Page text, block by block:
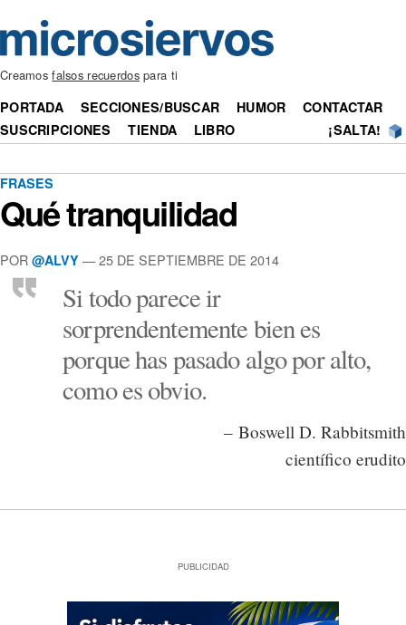
Creamosfalsos recuerdospara ti
PORTADA SECCIONES/BUSCAR HUMOR
CONTACTAR
SUSCRIPCIONES
TIENDA LIBRO ¡SALTA!
FRASES
Qué tranquilidad
POR @ALVY — 25 DE SEPTIEMBRE DE 2014
Si todo parece ir
sorprendentemente bien es
porque has pasado algo por alto,
como es obvio.
– Boswell D. Rabbitsmith
científico erudito
PUBLICIDAD